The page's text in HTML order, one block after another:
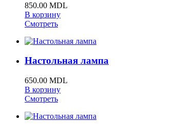
850.00 MDL
В корзину
Смотреть
Настольная лампа
650.00 MDL
В корзину
Смотреть